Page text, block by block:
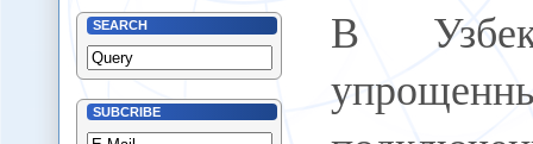
SEARCH
SUBCRIBE
В